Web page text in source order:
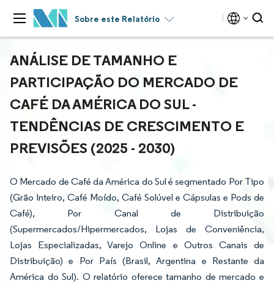
Sobre este Relatório
ANÁLISE DE TAMANHO E
PARTICIPAÇÃO DO MERCADO DE
CAFÉ DA AMÉRICA DO SUL -
TENDÊNCIAS DE CRESCIMENTO E
PREVISÕES (2025 - 2030)
O Mercado de Café da América do Sul é segmentado Por Tipo
(Grão Inteiro, Café Moído, Café Solúvel e Cápsulas e Pods de
Café), Por Canal de Distribuição
(Supermercados/Hipermercados, Lojas de Conveniência,
Lojas Especializadas, Varejo Online e Outros Canais de
Distribuição) e Por País (Brasil, Argentina e Restante da
América do Sul). O relatório oferece tamanho de mercado e